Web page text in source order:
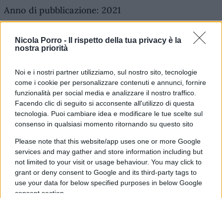
Nicola Porro -
Il rispetto della tua privacy è la
nostra priorità
Noi e i nostri partner utilizziamo, sul nostro sito, tecnologie
come i cookie per personalizzare contenuti e annunci, fornire
funzionalità per social media e analizzare il nostro traffico.
Facendo clic di seguito si acconsente all'utilizzo di questa
tecnologia. Puoi cambiare idea e modificare le tue scelte sul
consenso in qualsiasi momento ritornando su questo sito
Please note that this website/app uses one or more Google
services and may gather and store information including but
not limited to your visit or usage behaviour. You may click to
grant or deny consent to Google and its third-party tags to
use your data for below specified purposes in below Google
consent section.
Anno di pubblicazione: 2021
ACQUISTA
Pubblicazione sui giornali di notizie coperte da
segreto istruttorio; diffusione di intercettazioni
penalmente irrilevanti; colpevolizzazione
preven­tiva; annientamento della privacy di
indagati e imputati: il circo mediatico-giudiziario
sembra ormai entrato a far parte stabilmente
della vita del nostro Paese.